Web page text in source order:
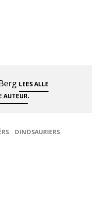
LEES ALLE
AUTEUR.
DINOSAURIERS